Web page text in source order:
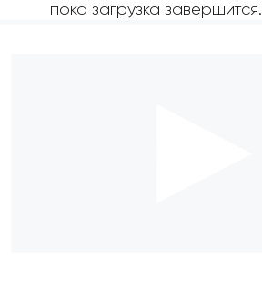
пока загрузка завершится.